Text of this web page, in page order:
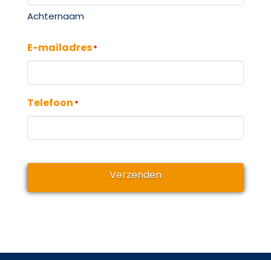
Achternaam
E-mailadres*
Telefoon *
Verzenden